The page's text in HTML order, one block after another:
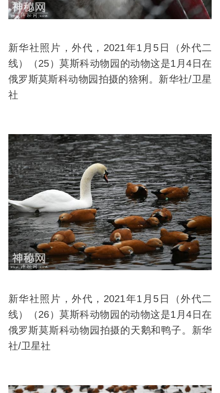
新华社照片，外代，2021年1月5日（外代二
线）（25）莫斯科动物园的动物这是1月4日在
俄罗斯莫斯科动物园拍摄的猞猁。新华社/卫星
社
新华社照片，外代，2021年1月5日（外代二
线）（26）莫斯科动物园的动物这是1月4日在
俄罗斯莫斯科动物园拍摄的天鹅和鸭子。新华
社/卫星社